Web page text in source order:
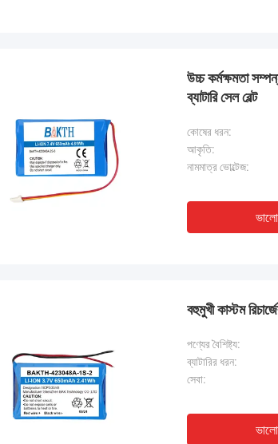
এবং সংক্ষিপ্ত রাখতে যাচ্ছি! আমি দেশের বাইরে
সাথে এত চমৎকার গ্রাহক সেবা অভিজ্ঞতা কখনও
কোম্পানি তাদের গ্রাহকদের চাহিদা মেটাতে অনেক
উচ্চ কর্মক্ষমতা
ব্যাটারি সেল বেল্ট
কোষের ধরন:
আকৃতি:
নামমাত্র ভোল্টেজ:
বহুমুখী কাস্টম
পণ্যের বৈশিষ্ট্য:
ব্যাটারির ধরন:
সেবা: